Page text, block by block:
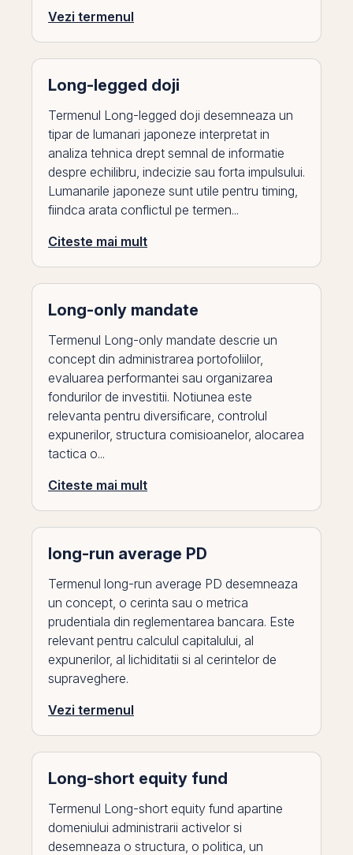
Vezi termenul
Long-legged doji
Termenul Long-legged doji desemneaza un
tipar de lumanari japoneze interpretat in
analiza tehnica drept semnal de informatie
despre echilibru, indecizie sau forta impulsului.
Lumanarile japoneze sunt utile pentru timing,
fiindca arata conflictul pe termen...
Citeste mai mult
Long-only mandate
Termenul Long-only mandate descrie un
concept din administrarea portofoliilor,
evaluarea performantei sau organizarea
fondurilor de investitii. Notiunea este
relevanta pentru diversificare, controlul
expunerilor, structura comisioanelor, alocarea
tactica o...
Citeste mai mult
long-run average PD
Termenul long-run average PD desemneaza
un concept, o cerinta sau o metrica
prudentiala din reglementarea bancara. Este
relevant pentru calculul capitalului, al
expunerilor, al lichiditatii si al cerintelor de
supraveghere.
Vezi termenul
Long-short equity fund
Termenul Long-short equity fund apartine
domeniului administrarii activelor si
desemneaza o structura, o politica, un